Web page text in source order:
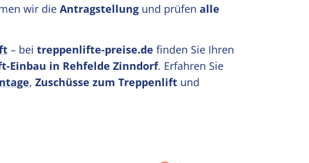
wir die Antragstellung und prüfen alle
– bei treppenlifte-preise.de finden Sie Ihren
Einbau in Rehfelde Zinndorf. Erfahren Sie
, Zuschüsse zum Treppenlift und